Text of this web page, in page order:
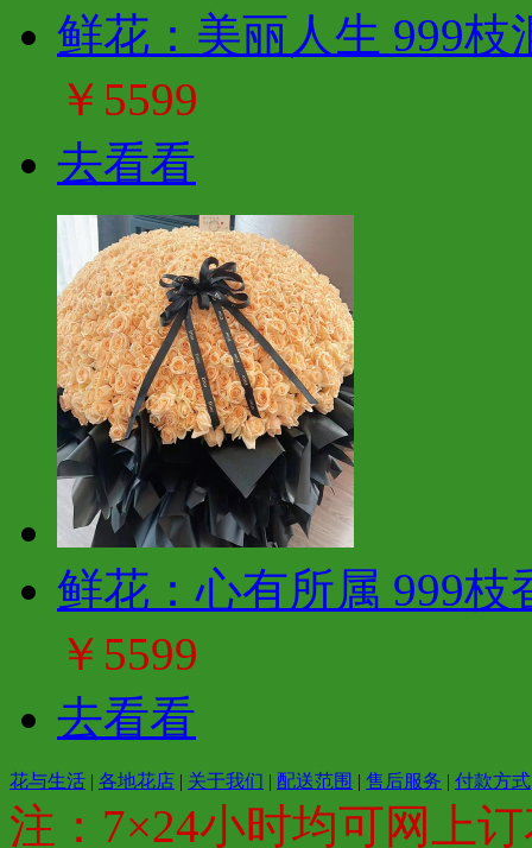
鲜花：美丽人生 999枝
￥5599
去看看
鲜花：心有所属 999枝
￥5599
去看看
花与生活 | 各地花店 | 关于我们 | 配送范围 | 售后服务 | 付款方式
注：7×24小时均可网上